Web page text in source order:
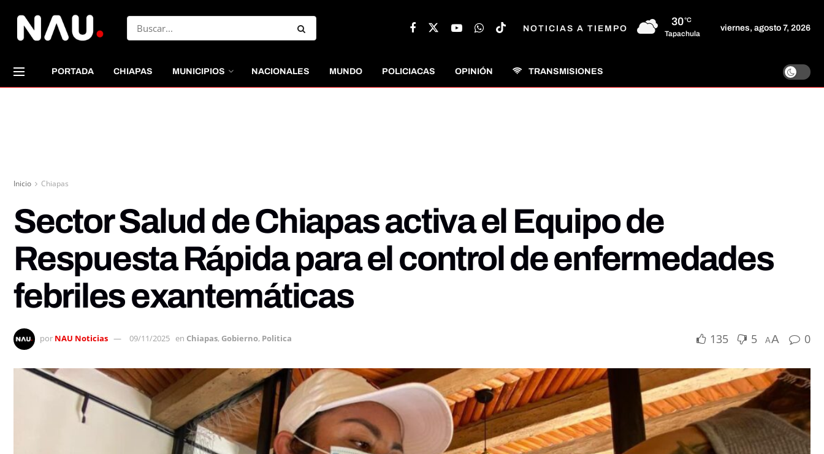
NOTICIAS A TIEMPO
30°C
Tapachula
viernes, agosto 7, 2026
PORTADA CHIAPAS MUNICIPIOS NACIONALES MUNDO POLICIACAS OPINIÓN TRANSMISIONES
Inicio Chiapas
Sector Salud de Chiapas activa el Equipo de
Respuesta Rápida para el control de enfermedades
febriles exantemáticas
por NAU Noticias 09/11/2025 en Chiapas, Gobierno, Politica 135 5 AA 0